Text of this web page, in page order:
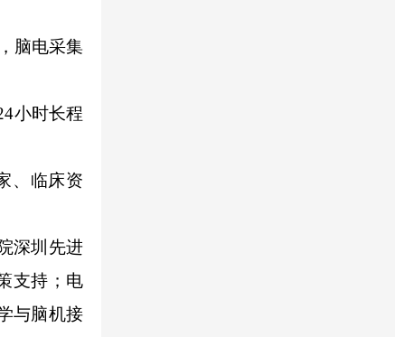
脑电采集
小时长程
、临床资
深圳先进
支持；电
与脑机接